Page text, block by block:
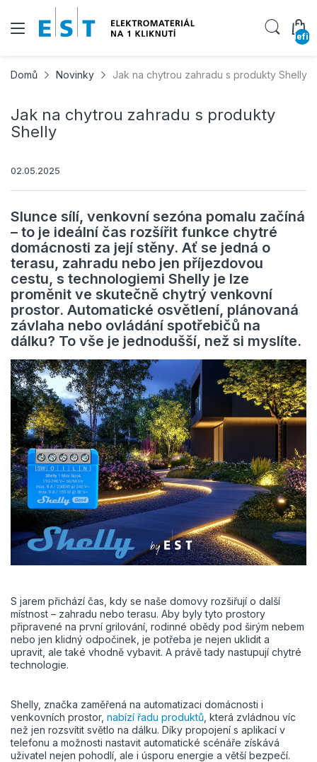
Domů Novinky Jak na chytrou zahradu s produkty Shelly
Jak na chytrou zahradu s produkty
Shelly
02.05.2025
Slunce sílí, venkovní sezóna pomalu začíná
– to je ideální čas rozšířit funkce chytré
domácnosti za její stěny. Ať se jedná o
terasu, zahradu nebo jen příjezdovou
cestu, s technologiemi Shelly je lze
proměnit ve skutečně chytrý venkovní
prostor. Automatické osvětlení, plánovaná
závlaha nebo ovládání spotřebičů na
dálku? To vše je jednodušší, než si myslíte.
S jarem přichází čas, kdy se naše domovy rozšiřují o další
místnost – zahradu nebo terasu. Aby byly tyto prostory
připravené na první grilování, rodinné obědy pod širým nebem
nebo jen klidný odpočinek, je potřeba je nejen uklidit a
upravit, ale také vhodně vybavit. A právě tady nastupují chytré
technologie.
Shelly, značka zaměřená na automatizaci domácnosti i
venkovních prostor, nabízí řadu produktů , která zvládnou víc
než jen rozsvítit světlo na dálku. Díky propojení s aplikací v
telefonu a možnosti nastavit automatické scénáře získává
uživatel nejen pohodlí, ale i úsporu energie a větší bezpečí.